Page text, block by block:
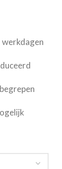
werkdagen